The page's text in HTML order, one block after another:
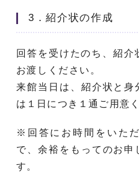
3．紹介状の作成
回答を受けたのち、紹
お渡しください。
来館当日は、紹介状と身
は１日につき１通ご用意
※回答にお時間をいた
で、余裕をもってのお申
す。